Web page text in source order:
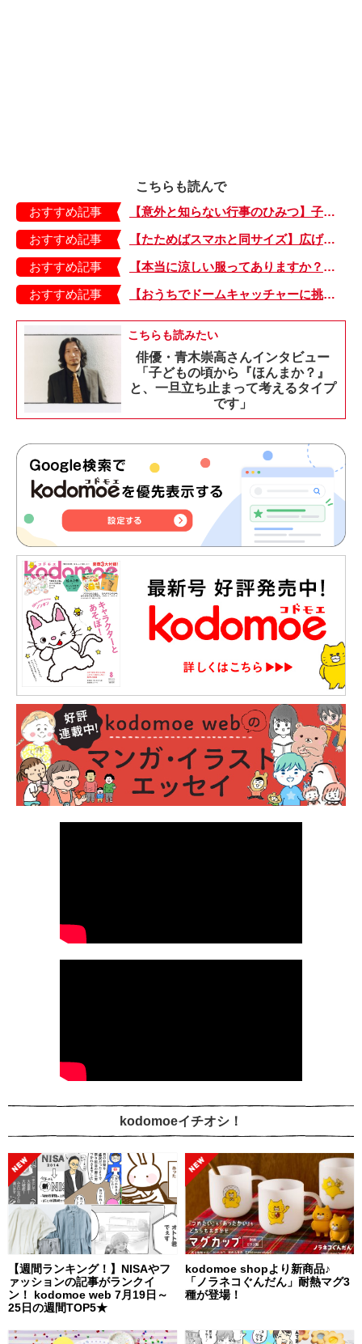
こちらも読んで
おすすめ記事
【意外と知らない行事のひみつ】子どもにはどう伝える？「お盆」って何だろう？
おすすめ記事
【たためばスマホと同サイズ】広げるとビビッドでジューシーな柄が目を引くコンパクトな「扇子」
おすすめ記事
【本当に涼しい服ってありますか？】夏素材の代表「リネン」で夏らしいおしゃれを♪「ワンピース」「パンツ」「スカート」「シャツ」の気になるアイテムはコレ！
おすすめ記事
【おうちでドームキャッチャーに挑戦だ】アンパンマン わくわくドームキャッチャー
こちらも読みたい
俳優・青木崇高さんインタビュー
「子どもの頃から『ほんまか？』
と、一旦立ち止まって考えるタイプ
です」
kodomoeイチオシ！
【週間ランキング！】NISAやフ
ァッションの記事がランクイ
ン！ kodomoe web 7月19日～
25日の週間TOP5★
kodomoe shopより新商品♪
「ノラネコぐんだん」耐熱マグ3
種が登場！